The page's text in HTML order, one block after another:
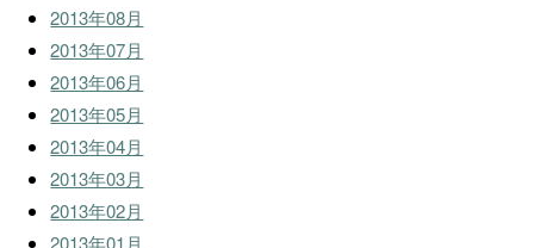
2013年08月
2013年07月
2013年06月
2013年05月
2013年04月
2013年03月
2013年02月
2013年01月